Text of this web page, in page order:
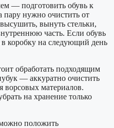
— подготовить обувь к
пару нужно очистить от
вынуть стельки,
часть. Если обувь
в коробку на следующий день
обработать подходящим
— аккуратно очистить
ворсовых материалов.
на хранение только
положить